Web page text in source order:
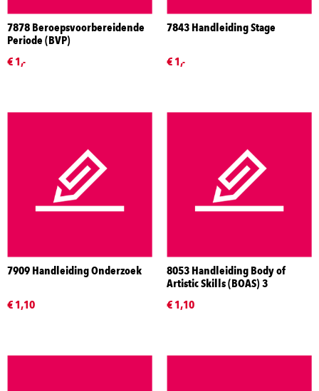
7878 Beroepsvoorbereidende
Periode (BVP)
€ 1,-
7843 Handleiding Stage
€ 1,-
7909 Handleiding Onderzoek
€ 1,10
8053 Handleiding Body of
Artistic Skills (BOAS) 3
€ 1,10